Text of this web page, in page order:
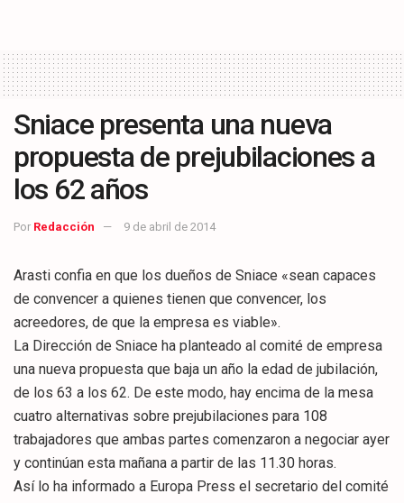
Sniace presenta una nueva
propuesta de prejubilaciones a
los 62 años
Por Redacción 9 de abril de 2014
Arasti confia en que los dueños de Sniace «sean capaces
de convencer a quienes tienen que convencer, los
acreedores, de que la empresa es viable».
La Dirección de Sniace ha planteado al comité de empresa
una nueva propuesta que baja un año la edad de jubilación,
de los 63 a los 62. De este modo, hay encima de la mesa
cuatro alternativas sobre prejubilaciones para 108
trabajadores que ambas partes comenzaron a negociar ayer
y continúan esta mañana a partir de las 11.30 horas.
Así lo ha informado a Europa Press el secretario del comité